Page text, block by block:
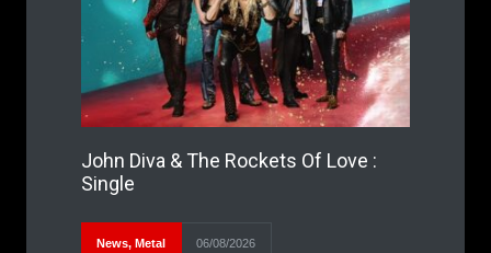
John Diva & The Rockets Of Love :
Single
News, Metal 06/08/2026